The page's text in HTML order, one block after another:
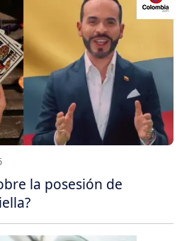
la posesión de